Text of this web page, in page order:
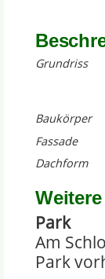
Grundriss
Baukörper
Fassade
Dachform
Park
Am
Park